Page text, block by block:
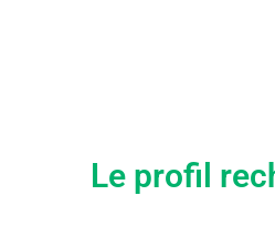
Le profil